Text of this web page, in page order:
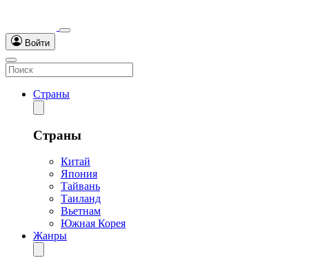
Войти
Страны
Страны
Китай
Япония
Тайвань
Таиланд
Вьетнам
Южная Корея
Жанры